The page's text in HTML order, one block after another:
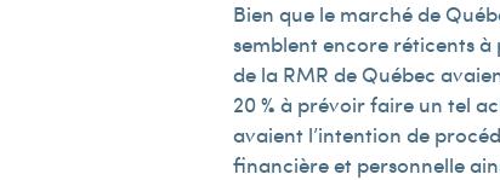
Bien que le marché de
semblent encore réticents à
de la RMR de Québec
20 % à prévoir faire un tel
avaient l’intention de
financière et personnelle